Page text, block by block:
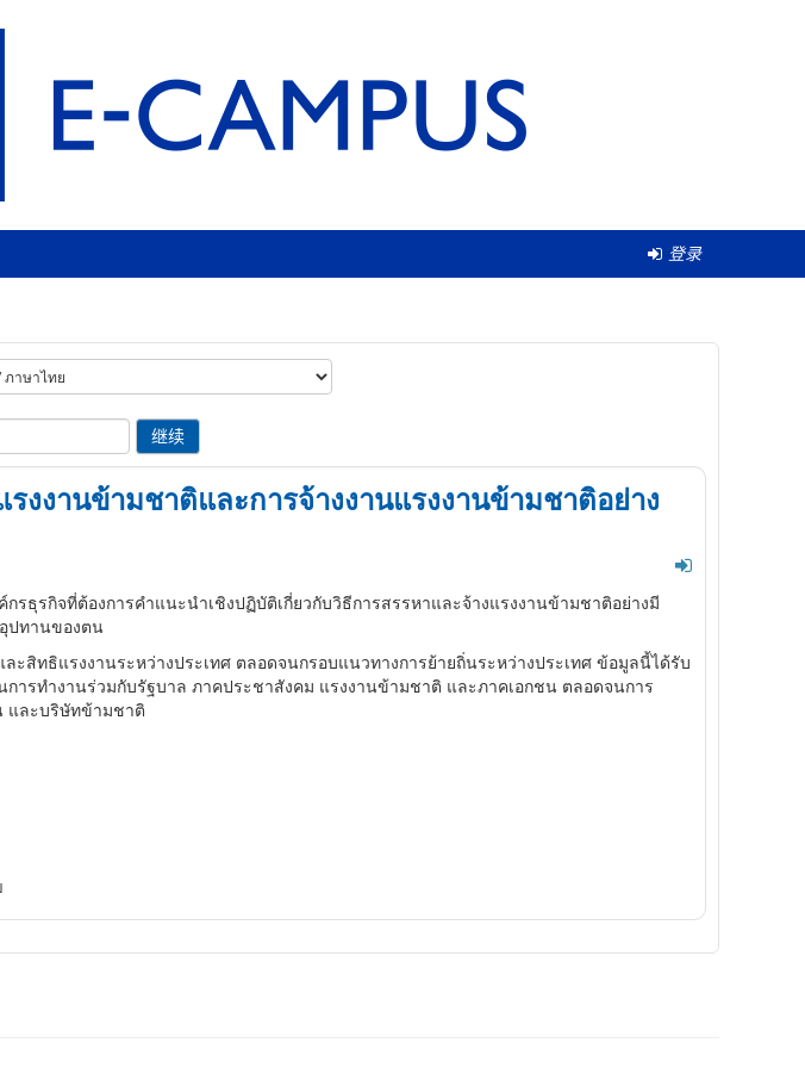
登录
งงานข้ามชาติและการจ้างงานแรงงานข้ามชาติอย่าง
รธุรกิจที่ต้องการคำแนะนำเชิงปฏิบัติเกี่ยวกับวิธีการสรรหาและจ้างแรงงานข้ามชาติอย่างมี
ปทานของตน
สิทธิแรงงานระหว่างประเทศ ตลอดจนกรอบแนวทางการย้ายถิ่นระหว่างประเทศ ข้อมูลนี้ได้รับ
การทำงานร่วมกับรัฐบาล ภาคประชาสังคม แรงงานข้ามชาติ และภาคเอกชน ตลอดจนการ
และบริษัทข้ามชาติ